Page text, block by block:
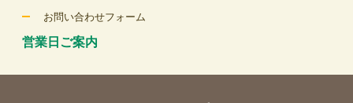
お問い合わせフォーム
営業日ご案内